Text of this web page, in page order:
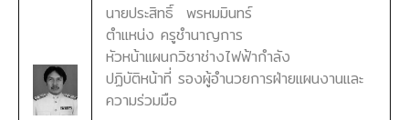
นายประสิทธิ์ พรหมมินทร์
ตำแหน่ง ครูชำนาญการ
หัวหน้าแผนกวิชาช่างไฟฟ้ากำลัง
ปฏิบัติหน้าที่ รองผู้อำนวยการฝ่ายแผนงานและ
ความร่วมมือ